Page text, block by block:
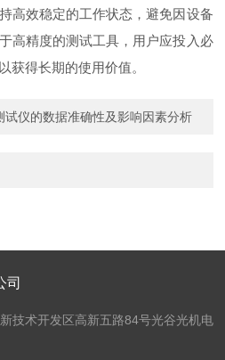
高效稳定的工作状态，避免因设备
高精度的测试工具，用户应投入必
获得长期的使用价值。
试仪的数据准确性及影响因素分析
司
技术开发区高新五路84号光谷光机电